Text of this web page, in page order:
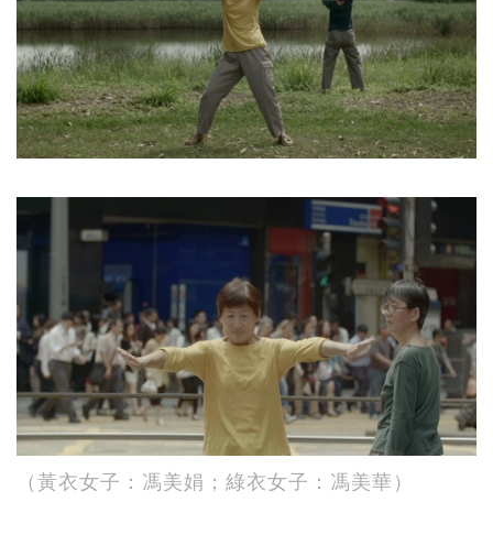
（黃衣女子：馮美娟；綠衣女子：馮美華）